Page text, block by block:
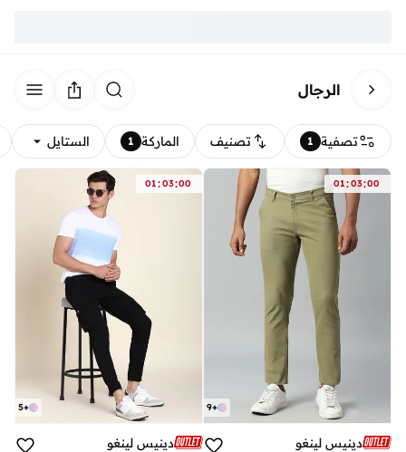
الرجال
تصفية 1 تصنيف الماركة 1 الستايل
01:03:00
+
9
دينيس لينغو
01:03:00
+
5
دينيس لينغو